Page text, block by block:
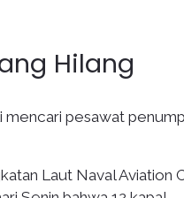
Hilang
mencari pesawat
Laut Naval Aviation